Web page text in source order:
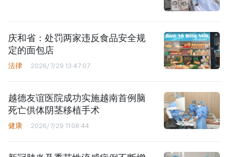
庆和省：处罚两家违反食品安全规
定的面包店
法律 2026/7/29 13:47:07
越德友谊医院成功实施越南首例脑
死亡供体阴茎移植手术
健康 2026/7/29 11:08:44